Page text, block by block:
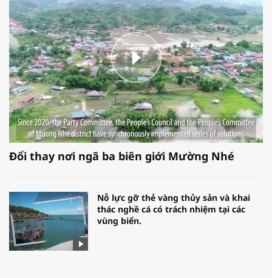
Đổi thay nơi ngã ba biên giới Mường Nhé
Nỗ lực gỡ thẻ vàng thủy sản và khai
thác nghề cá có trách nhiệm tại các
vùng biển.